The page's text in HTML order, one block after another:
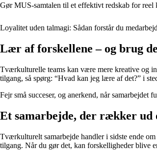
Gør MUS-samtalen til et effektivt redskab for reel
Loyalitet uden talmagi: Sådan forstår du
Lær af forskellene – og brug
Tværkulturelle teams kan være mere kreative og
tilgang, så spørg: “Hvad kan jeg lære af det?” i
Fejr små succeser, og anerkend, når samarbejdet
Et samarbejde, der rækker ud
Tværkulturelt samarbejde handler i sidste ende
tilgang. Når du gør det, kan forskelligheder blive